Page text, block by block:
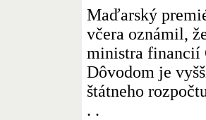
Maďarský
včera oznámil,
ministra financií
Dôvodom je
štátneho
. .